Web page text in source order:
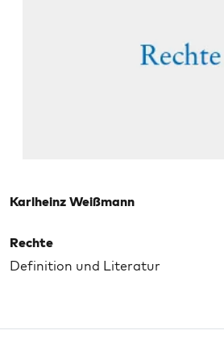
Karlheinz Weißmann
Rechte
Definition und Literatur